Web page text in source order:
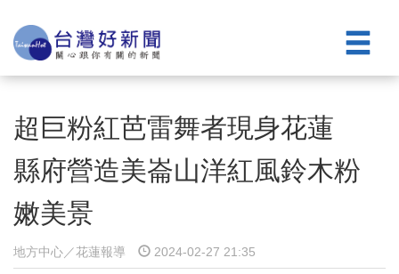
超巨粉紅芭雷舞者現身花蓮
縣府營造美崙山洋紅風鈴木粉
嫩美景
地方中心／花蓮報導 2024-02-27 21:35